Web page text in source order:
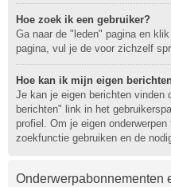
Hoe zoek ik een gebruiker?
Ga naar de "leden" pagina en
pagina, vul je de voor zichzelf
Hoe kan ik mijn eigen
Je kan je eigen berichten vinden
berichten" link in het
profiel. Om je eigen
zoekfunctie gebruiken en de
Onderwerpabonnementen